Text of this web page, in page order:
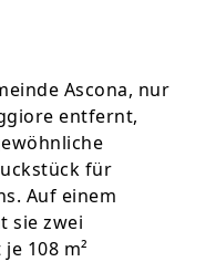
Ascona, nur
entfernt,
für
Auf einem
sie zwei
108 m²